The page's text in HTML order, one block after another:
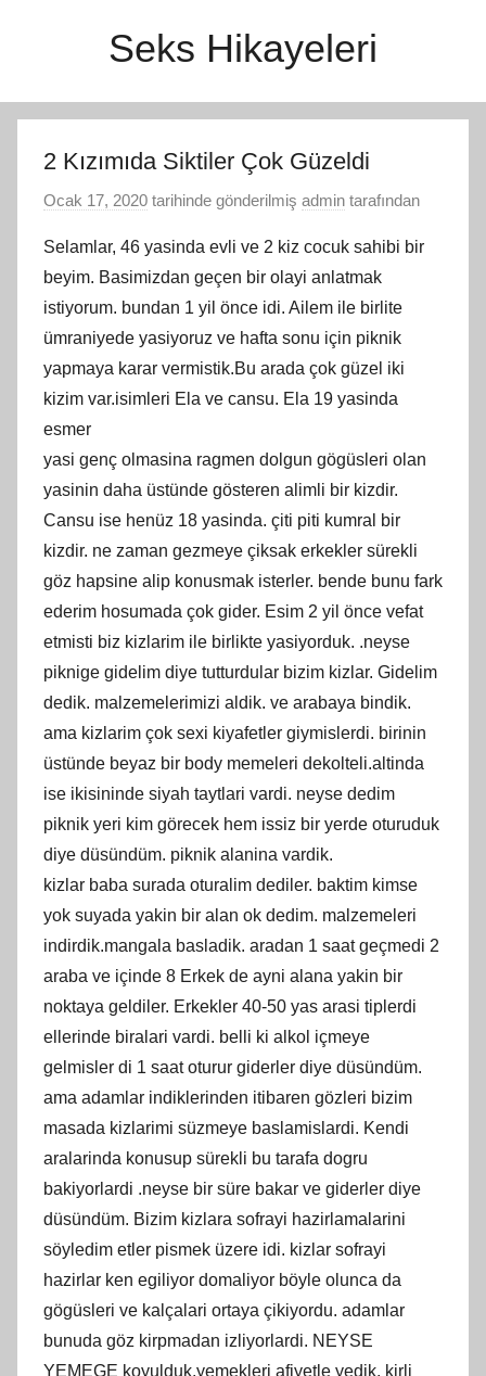
Seks Hikayeleri
2 Kızımıda Siktiler Çok Güzeldi
Ocak 17, 2020 tarihinde gönderilmiş admin tarafından
Selamlar, 46 yasinda evli ve 2 kiz cocuk sahibi bir
beyim. Basimizdan geçen bir olayi anlatmak
istiyorum. bundan 1 yil önce idi. Ailem ile birlite
ümraniyede yasiyoruz ve hafta sonu için piknik
yapmaya karar vermistik.Bu arada çok güzel iki
kizim var.isimleri Ela ve cansu. Ela 19 yasinda
esmer
yasi genç olmasina ragmen dolgun gögüsleri olan
yasinin daha üstünde gösteren alimli bir kizdir.
Cansu ise henüz 18 yasinda. çiti piti kumral bir
kizdir. ne zaman gezmeye çiksak erkekler sürekli
göz hapsine alip konusmak isterler. bende bunu fark
ederim hosumada çok gider. Esim 2 yil önce vefat
etmisti biz kizlarim ile birlikte yasiyorduk. .neyse
piknige gidelim diye tutturdular bizim kizlar. Gidelim
dedik. malzemelerimizi aldik. ve arabaya bindik.
ama kizlarim çok sexi kiyafetler giymislerdi. birinin
üstünde beyaz bir body memeleri dekolteli.altinda
ise ikisininde siyah taytlari vardi. neyse dedim
piknik yeri kim görecek hem issiz bir yerde oturuduk
diye düsündüm. piknik alanina vardik.
kizlar baba surada oturalim dediler. baktim kimse
yok suyada yakin bir alan ok dedim. malzemeleri
indirdik.mangala basladik. aradan 1 saat geçmedi 2
araba ve içinde 8 Erkek de ayni alana yakin bir
noktaya geldiler. Erkekler 40-50 yas arasi tiplerdi
ellerinde biralari vardi. belli ki alkol içmeye
gelmisler di 1 saat oturur giderler diye düsündüm.
ama adamlar indiklerinden itibaren gözleri bizim
masada kizlarimi süzmeye baslamislardi. Kendi
aralarinda konusup sürekli bu tarafa dogru
bakiyorlardi .neyse bir süre bakar ve giderler diye
düsündüm. Bizim kizlara sofrayi hazirlamalarini
söyledim etler pismek üzere idi. kizlar sofrayi
hazirlar ken egiliyor domaliyor böyle olunca da
gögüsleri ve kalçalari ortaya çikiyordu. adamlar
bunuda göz kirpmadan izliyorlardi. NEYSE
YEMEGE koyulduk.yemekleri afiyetle yedik. kirli